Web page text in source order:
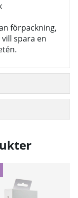
förpackning,
spara en